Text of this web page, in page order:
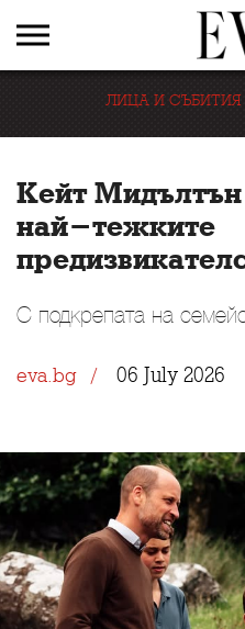
ЛИЦА И СЪБИТИЯ
Кейт Мидълтън
най-тежките
С подкрепата на
eva.bg 06 July 2026